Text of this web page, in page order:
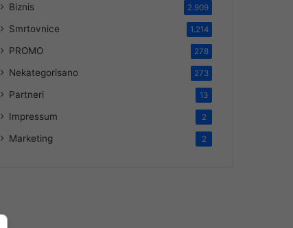
Biznis 2.909
Smrtovnice 1.214
PROMO 278
Nekategorisano 273
Partneri 13
Impressum 2
Marketing 2